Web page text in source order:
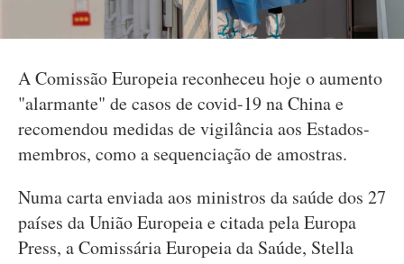
A Comissão Europeia reconheceu hoje o aumento
"alarmante" de casos de covid-19 na China e
recomendou medidas de vigilância aos Estados-
membros, como a sequenciação de amostras.
Numa carta enviada aos ministros da saúde dos 27
países da União Europeia e citada pela Europa
Press, a Comissária Europeia da Saúde, Stella